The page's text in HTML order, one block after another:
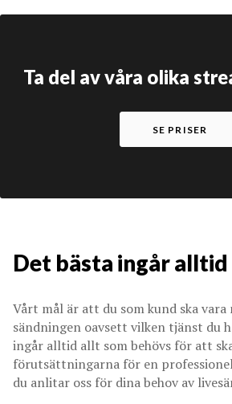
Ta del av våra olika
SE PRISER
Det bästa ingår alltid
Vårt mål är att du som kund ska vara
sändningen oavsett vilken tjänst du
ingår alltid allt som behövs för att
förutsättningarna för en
du anlitar oss för dina behov av